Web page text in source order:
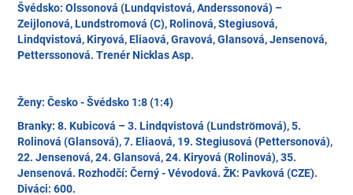
Švédsko: Olssonová (Lundqvistová, Anderssonová) –
Zeijlonová, Lundstromová (C), Rolinová, Stegiusová,
Lindqvistová, Kiryová, Eliaová, Gravová, Glansová, Jensenová,
Petterssonová. Trenér Nicklas Asp.
Ženy: Česko - Švédsko 1:8 (1:4)
Branky: 8. Kubicová – 3. Lindqvistová (Lundströmová), 5.
Rolinová (Glansová), 7. Eliaová, 19. Stegiusová (Pettersonová),
22. Jensenová, 24. Glansová, 24. Kiryová (Rolinová), 35.
Jensenová. Rozhodčí: Černý - Vévodová. ŽK: Pavková (CZE).
Diváci: 600.